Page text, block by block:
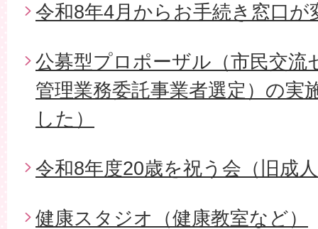
令和8年4月からお手続き窓口が
公募型プロポーザル（市民交流
管理業務委託事業者選定）の実
した）
令和8年度20歳を祝う会（旧成
健康スタジオ（健康教室など）